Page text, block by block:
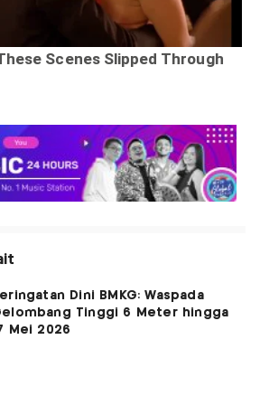
Dini BMKG: Waspada
Tinggi 6 Meter hingga
Mei 2026